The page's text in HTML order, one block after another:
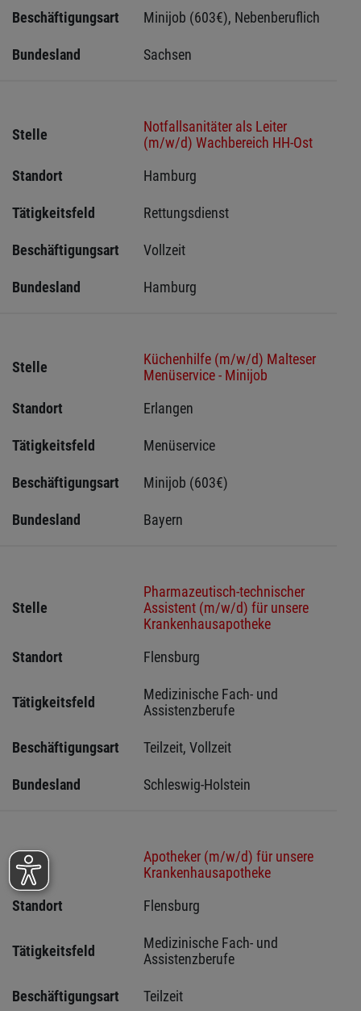
Beschäftigungsart Minijob (603€), Nebenberuflich
Bundesland Sachsen
Stelle
Notfallsanitäter als Leiter
(m/w/d) Wachbereich HH-Ost
Standort
Hamburg
Tätigkeitsfeld Rettungsdienst
Beschäftigungsart Vollzeit
Bundesland Hamburg
Stelle
Küchenhilfe (m/w/d) Malteser
Menüservice - Minijob
Standort
Erlangen
Tätigkeitsfeld Menüservice
Beschäftigungsart Minijob (603€)
Bundesland Bayern
Stelle
Pharmazeutisch-technischer
Assistent (m/w/d) für unsere
Krankenhausapotheke
Standort
Flensburg
Tätigkeitsfeld
Medizinische Fach- und
Assistenzberufe
Beschäftigungsart Teilzeit, Vollzeit
Bundesland Schleswig-Holstein
Stelle
Apotheker (m/w/d) für unsere
Krankenhausapotheke
Standort
Flensburg
Tätigkeitsfeld
Medizinische Fach- und
Assistenzberufe
Beschäftigungsart Teilzeit